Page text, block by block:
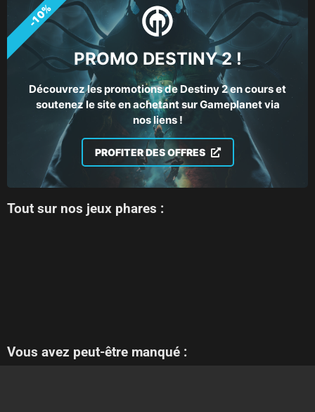
PROMO DESTINY 2 !
Découvrez les promotions de Destiny 2 en cours et
soutenez le site en achetant sur Gameplanet via
nos liens !
PROFITER DES OFFRES
-10%
Tout sur nos jeux phares :
Vous avez peut-être manqué :